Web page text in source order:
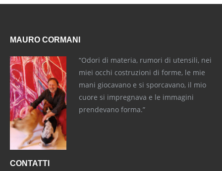
MAURO CORMANI
“Odori di materia, rumori di utensili, nei
miei occhi costruzioni di forme, le mie
mani giocavano e si sporcavano, il mio
cuore si impregnava e le immagini
prendevano forma.”
CONTATTI